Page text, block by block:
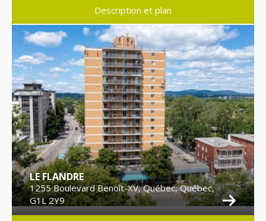
Description et plan
LE FLANDRE
1255 Boulevard Benoît-XV, Québec, Québec,
G1L 2Y9